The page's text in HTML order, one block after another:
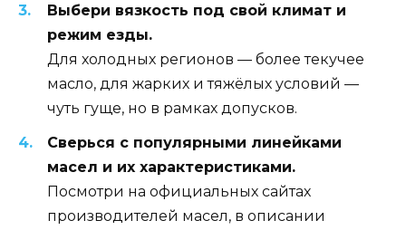
Выбери вязкость под свой климат и
режим езды.
Для холодных регионов — более текучее
масло, для жарких и тяжёлых условий —
чуть гуще, но в рамках допусков.
Сверься с популярными линейками
масел и их характеристиками.
Посмотри на официальных сайтах
производителей масел, в описании